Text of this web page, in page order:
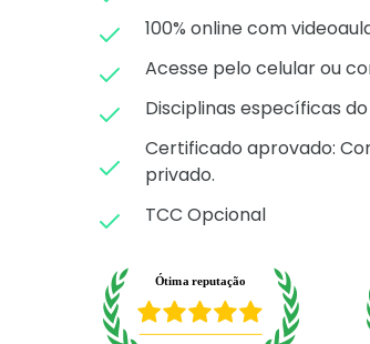
100% online com
Acesse pelo celular ou
Disciplinas específicas
Certificado aprovado: C
privado.
TCC Opcional